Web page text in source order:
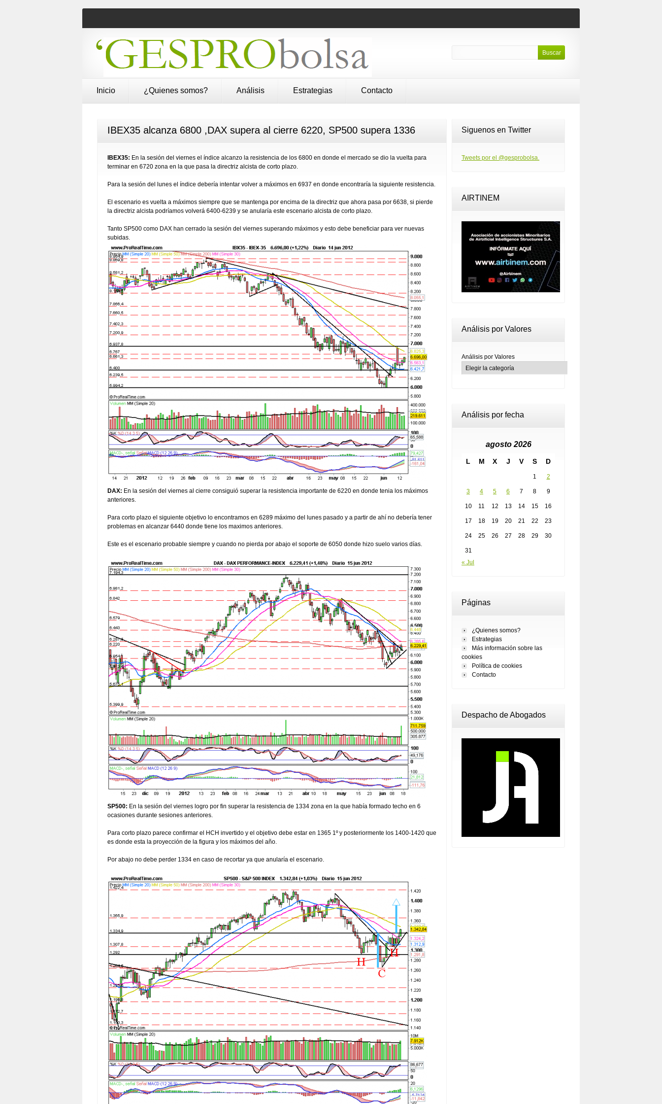
Inicio ¿Quienes somos? Análisis Estrategias Contacto
IBEX35 alcanza 6800 ,DAX supera al cierre 6220, SP500 supera 1336
IBEX35: En la sesión del viernes el índice alcanzo la resistencia de los 6800 en donde el mercado se dio la vuelta para
terminar en 6720 zona en la que pasa la directriz alcista de corto plazo.
Para la sesión del lunes el índice debería intentar volver a máximos en 6937 en donde encontraría la siguiente resistencia.
El escenario es vuelta a máximos siempre que se mantenga por encima de la directriz que ahora pasa por 6638, si pierde
la directriz alcista podríamos volverá 6400-6239 y se anularía este escenario alcista de corto plazo.
Tanto SP500 como DAX han cerrado la sesión del viernes superando máximos y esto debe beneficiar para ver nuevas
subidas.
DAX: En la sesión del viernes al cierre consiguió superar la resistencia importante de 6220 en donde tenia los máximos
anteriores.
Para corto plazo el siguiente objetivo lo encontramos en 6289 máximo del lunes pasado y a partir de ahí no debería tener
problemas en alcanzar 6440 donde tiene los maximos anteriores.
Este es el escenario probable siempre y cuando no pierda por abajo el soporte de 6050 donde hizo suelo varios días.
SP500: En la sesión del viernes logro por fin superar la resistencia de 1334 zona en la que había formado techo en 6
ocasiones durante sesiones anteriores.
Para corto plazo parece confirmar el HCH invertido y el objetivo debe estar en 1365 1º y posteriormente los 1400-1420 que
es donde esta la proyección de la figura y los máximos del año.
Por abajo no debe perder 1334 en caso de recortar ya que anularía el escenario.
Siguenos en Twitter
Tweets por el @gesprobolsa.
AIRTINEM
Análisis por Valores
Análisis por Valores
Análisis por fecha
agosto 2026
L M X J V S D
1 2
3 4 5 6 7 8 9
10 11 12 13 14 15 16
17 18 19 20 21 22 23
24 25 26 27 28 29 30
31
« Jul
Páginas
¿Quienes somos?
Estrategias
Más información sobre las
cookies
Política de cookies
Contacto
Despacho de Abogados